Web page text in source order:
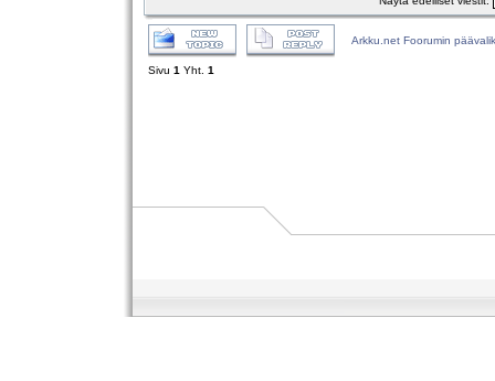
Arkku.net Foorumin
Sivu 1 Yht. 1